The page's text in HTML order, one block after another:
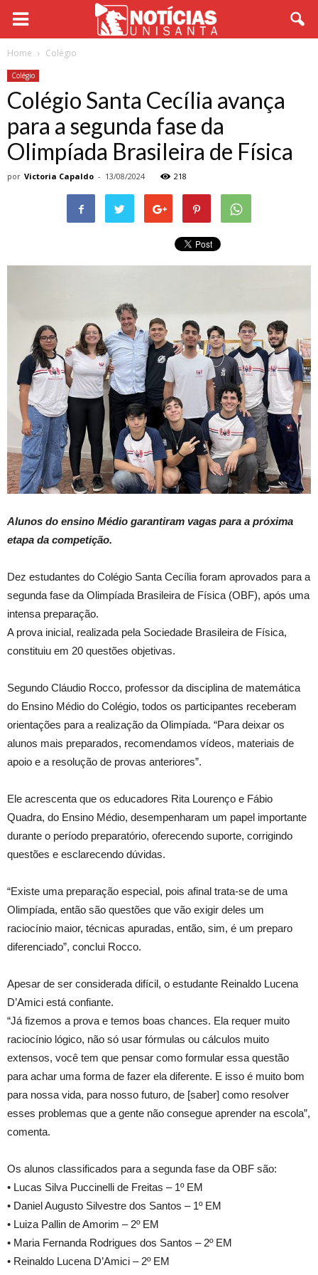
Home Colégio
Colégio
Colégio Santa Cecília avança
para a segunda fase da
Olimpíada Brasileira de Física
por Victoria Capaldo - 13/08/2024 218
Alunos do ensino Médio garantiram vagas para a próxima
etapa da competição.
Dez estudantes do Colégio Santa Cecília foram aprovados para a
segunda fase da Olimpíada Brasileira de Física (OBF), após uma
intensa preparação.
A prova inicial, realizada pela Sociedade Brasileira de Física,
constituiu em 20 questões objetivas.
Segundo Cláudio Rocco, professor da disciplina de matemática
do Ensino Médio do Colégio, todos os participantes receberam
orientações para a realização da Olimpíada. “Para deixar os
alunos mais preparados, recomendamos vídeos, materiais de
apoio e a resolução de provas anteriores”.
Ele acrescenta que os educadores Rita Lourenço e Fábio
Quadra, do Ensino Médio, desempenharam um papel importante
durante o período preparatório, oferecendo suporte, corrigindo
questões e esclarecendo dúvidas.
“Existe uma preparação especial, pois afinal trata-se de uma
Olimpíada, então são questões que vão exigir deles um
raciocínio maior, técnicas apuradas, então, sim, é um preparo
diferenciado”, conclui Rocco.
Apesar de ser considerada difícil, o estudante Reinaldo Lucena
D’Amici está confiante.
“Já fizemos a prova e temos boas chances. Ela requer muito
raciocínio lógico, não só usar fórmulas ou cálculos muito
extensos, você tem que pensar como formular essa questão
para achar uma forma de fazer ela diferente. E isso é muito bom
para nossa vida, para nosso futuro, de [saber] como resolver
esses problemas que a gente não consegue aprender na escola”,
comenta.
Os alunos classificados para a segunda fase da OBF são:
• Lucas Silva Puccinelli de Freitas – 1º EM
• Daniel Augusto Silvestre dos Santos – 1º EM
• Luiza Pallin de Amorim – 2º EM
• Maria Fernanda Rodrigues dos Santos – 2º EM
• Reinaldo Lucena D’Amici – 2º EM